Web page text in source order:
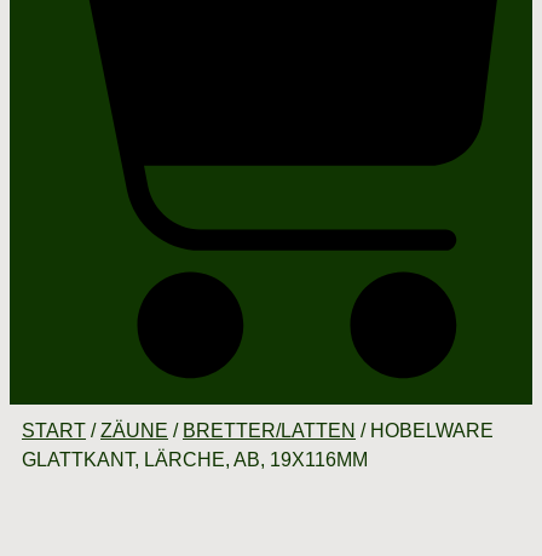
START /ZÄUNE / BRETTER/LATTEN / HOBELWARE
GLATTKANT, LÄRCHE, AB, 19X116MM